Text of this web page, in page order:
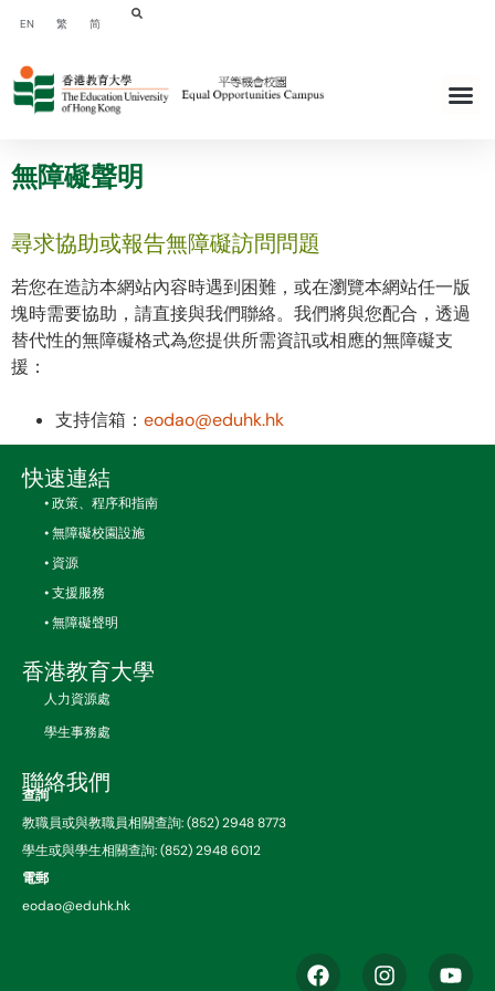
EN 繁 简
無障礙聲明
尋求協助或報告無障礙訪問問題
若您在造訪本網站內容時遇到困難，或在瀏覽本網站任一版
塊時需要協助，請直接與我們聯絡。我們將與您配合，透過
替代性的無障礙格式為您提供所需資訊或相應的無障礙支
援：
支持信箱： eodao@eduhk.hk
快速連結
• 政策、程序和指南
• 無障礙校園設施
• 資源
• 支援服務
• 無障礙聲明
香港教育大學
人力資源處
學生事務處
聯絡我們
查詢
教職員或與教職員相關查詢: (852) 2948 8773
學生或與學生相關查詢: (852) 2948 6012
電郵
eodao@eduhk.hk